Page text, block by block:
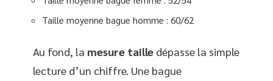
Taille moyenne bague homme : 60/62
Au fond, la mesure taille dépasse la simple
lecture d’un chiffre. Une bague